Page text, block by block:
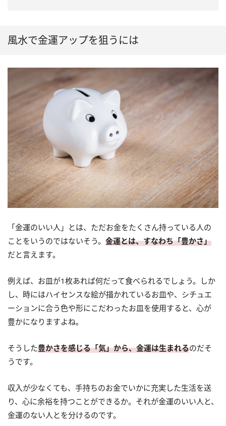
（3）食材を無駄にする
（5）貯金や節約ばかり考
風水で金運アップを狙うには
「金運のいい人」とは、ただお金をたくさん持っている人の
ことをいうのではないそう。 金運とは、すなわち「豊かさ」
だと言えます。
例えば、お皿が1枚あれば何だって食べられるでしょう。しか
し、時にはハイセンスな絵が描かれているお皿や、シチュエ
ーションに合う色や形にこだわったお皿を使用すると、心が
豊かになりますよね。
そうした豊かさを感じる「気」から、金運は生まれるのだそ
うです。
収入が少なくても、手持ちのお金でいかに充実した生活を送
り、心に余裕を持つことができるか。それが金運のいい人と、
金運のない人とを分けるのです。